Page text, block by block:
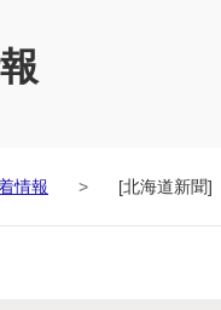
情報 [北海道新聞